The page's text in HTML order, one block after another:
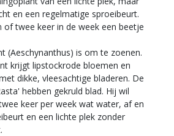
en een regelmatige sproeibeurt.
of twee keer in de week een beetje
(Aeschynanthus) is om te zoenen.
krijgt lipstockrode bloemen en
dikke, vleesachtige bladeren. De
hebben gekruld blad. Hij wil
keer per week wat water, af en
en een lichte plek zonder